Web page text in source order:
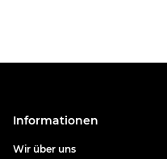
Informationen
Wir über uns